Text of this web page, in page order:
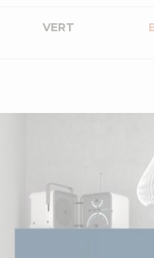
VERT